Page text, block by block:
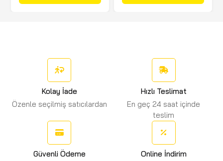
Kolay İade
Özenle seçilmiş satıcılardan
Hızlı Teslimat
En geç 24 saat içinde
teslim
Güvenli Ödeme
Online İndirim